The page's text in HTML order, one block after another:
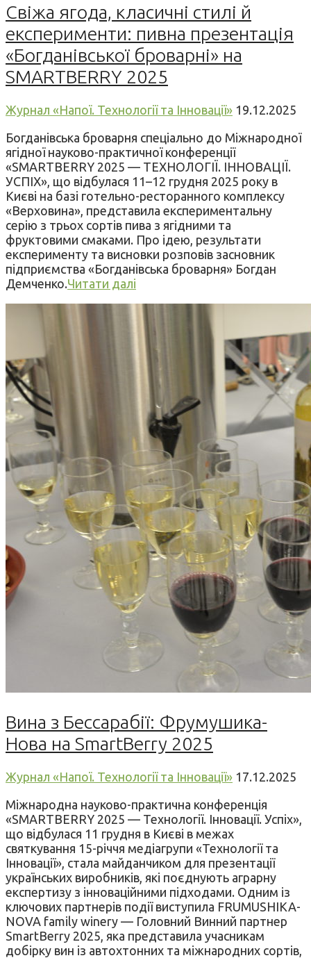
Свіжа ягода, класичні стилі й
експерименти: пивна презентація
«Богданівської броварні» на
SMARTBERRY 2025
Журнал «Напої. Технології та Інновації» 19.12.2025
Богданівська броварня спеціально до Міжнародної
ягідної науково-практичної конференції
«SMARTBERRY 2025 — ТЕХНОЛОГІЇ. ІННОВАЦІЇ.
УСПІХ», що відбулася 11–12 грудня 2025 року в
Києві на базі готельно-ресторанного комплексу
«Верховина», представила експериментальну
серію з трьох сортів пива з ягідними та
фруктовими смаками. Про ідею, результати
експерименту та висновки розповів засновник
підприємства «Богданівська броварня» Богдан
Демченко.Читати далі
Вина з Бессарабії: Фрумушика-
Нова на SmartBerry 2025
Журнал «Напої. Технології та Інновації» 17.12.2025
Міжнародна науково-практична конференція
«SMARTBERRY 2025 — Технології. Інновації. Успіх»,
що відбулася 11 грудня в Києві в межах
святкування 15-річчя медіагрупи «Технології та
Інновації», стала майданчиком для презентації
українських виробників, які поєднують аграрну
експертизу з інноваційними підходами. Одним із
ключових партнерів події виступила FRUMUSHIKA-
NOVA family winery — Головний Винний партнер
SmartBerry 2025, яка представила учасникам
добірку вин із автохтонних та міжнародних сортів,